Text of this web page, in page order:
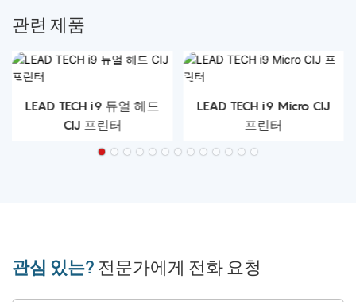
관련 제품
LEAD TECH i9 듀얼 헤드
CIJ 프린터
LEAD TECH i9 Micro CIJ
프린터
관심 있는? 전문가에게 전화 요청